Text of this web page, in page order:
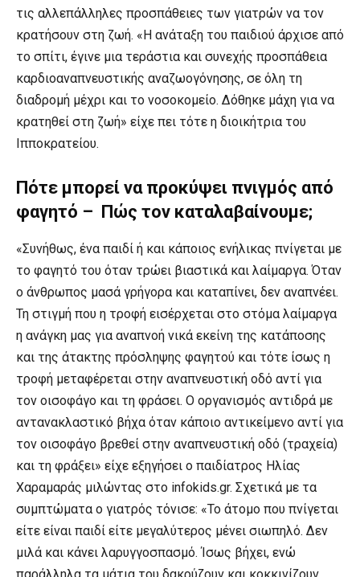
τις αλλεπάλληλες προσπάθειες των γιατρών να τον
κρατήσουν στη ζωή. «Η ανάταξη του παιδιού άρχισε από
το σπίτι, έγινε μια τεράστια και συνεχής προσπάθεια
καρδιοαναπνευστικής αναζωογόνησης, σε όλη τη
διαδρομή μέχρι και το νοσοκομείο. Δόθηκε μάχη για να
κρατηθεί στη ζωή» είχε πει τότε η διοικήτρια του
Ιπποκρατείου.
Πότε μπορεί να προκύψει πνιγμός από
φαγητό – Πώς τον καταλαβαίνουμε;
«Συνήθως, ένα παιδί ή και κάποιος ενήλικας πνίγεται με
το φαγητό του όταν τρώει βιαστικά και λαίμαργα. Όταν
ο άνθρωπος μασά γρήγορα και καταπίνει, δεν αναπνέει.
Τη στιγμή που η τροφή εισέρχεται στο στόμα λαίμαργα
η ανάγκη μας για αναπνοή νικά εκείνη της κατάποσης
και της άτακτης πρόσληψης φαγητού και τότε ίσως η
τροφή μεταφέρεται στην αναπνευστική οδό αντί για
τον οισοφάγο και τη φράσει. Ο οργανισμός αντιδρά με
αντανακλαστικό βήχα όταν κάποιο αντικείμενο αντί για
τον οισοφάγο βρεθεί στην αναπνευστική οδό (τραχεία)
και τη φράξει» είχε εξηγήσει ο παιδίατρος Ηλίας
Χαραμαράς μιλώντας στο infokids.gr. Σχετικά με τα
συμπτώματα ο γιατρός τόνισε: «Το άτομο που πνίγεται
είτε είναι παιδί είτε μεγαλύτερος μένει σιωπηλό. Δεν
μιλά και κάνει λαρυγγοσπασμό. Ίσως βήχει, ενώ
παράλληλα τα μάτια του δακρύζουν και κοκκινίζουν